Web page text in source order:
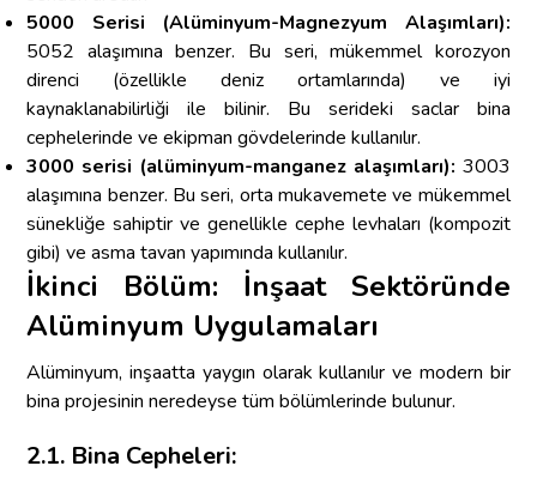
5000 Serisi (Alüminyum-Magnezyum Alaşımları):
5052 alaşımına benzer. Bu seri, mükemmel korozyon
direnci (özellikle deniz ortamlarında) ve iyi
kaynaklanabilirliği ile bilinir. Bu serideki saclar bina
cephelerinde ve ekipman gövdelerinde kullanılır.
3000 serisi (alüminyum-manganez alaşımları): 3003
alaşımına benzer. Bu seri, orta mukavemete ve mükemmel
sünekliğe sahiptir ve genellikle cephe levhaları (kompozit
gibi) ve asma tavan yapımında kullanılır.
İkinci Bölüm: İnşaat Sektöründe
Alüminyum Uygulamaları
Alüminyum, inşaatta yaygın olarak kullanılır ve modern bir
bina projesinin neredeyse tüm bölümlerinde bulunur.
2.1. Bina Cepheleri: